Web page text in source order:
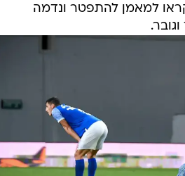
למאמן להתפטר ונדמה